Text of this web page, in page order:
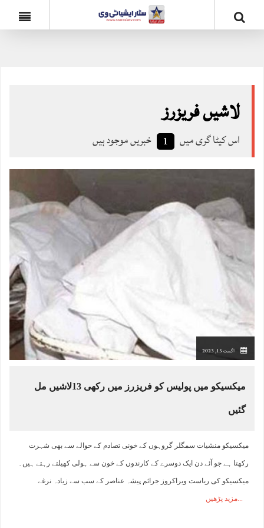
لاشیں فریزرز
اس کیٹا گری میں 1 خبریں موجود ہیں
اگست 15, 2023
میکسیکو میں پولیس کو فریزرز میں رکھی 13لاشیں مل
گئیں
میکسیکو منشیات سمگلر گروہوں کے خونی تصادم کے حوالے سے بھی شہرت
رکھتا ہے جو آئے دن ایک دوسرے کے کارندوں کے خون سے ہولی کھیلتے رہتے ہیں۔
میکسیکو کی ریاست ویراکروز جرائم پیشہ عناصر کے سب سے زیادہ نرغے
مزید پڑھیں